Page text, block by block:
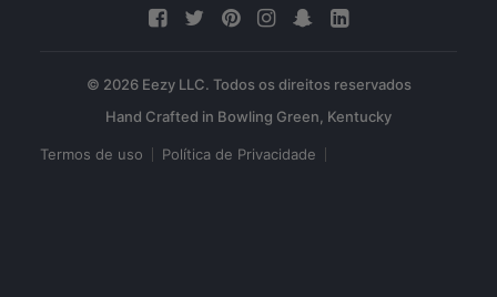
© 2026 Eezy LLC. Todos os direitos reservados
Termos de uso Política de Privacidade